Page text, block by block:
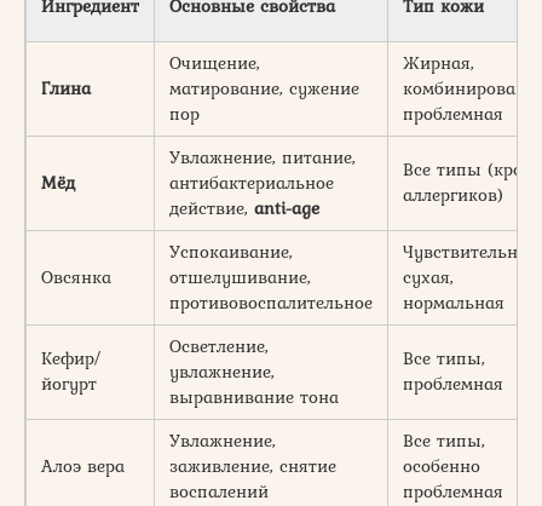
Ингредиент Основные свойства Тип кожи
Глина
Очищение,
матирование, сужение
пор
Жирная,
проблемная
Мёд
Увлажнение, питание,
антибактериальное
действие, anti-age
Все типы (кроме
аллергиков)
Овсянка
Успокаивание,
отшелушивание,
противовоспалительное
Чувствительная,
сухая,
нормальная
Кефир/
йогурт
Осветление,
увлажнение,
выравнивание тона
Все типы,
проблемная
Алоэ вера
Увлажнение,
заживление, снятие
воспалений
Все типы,
особенно
проблемная